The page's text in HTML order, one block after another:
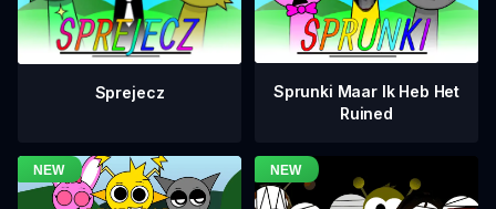
Sprejecz
Sprunki Maar Ik Heb Het
Ruined